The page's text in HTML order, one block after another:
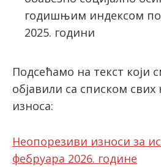
годишњим индексом
2025. години
Подсећамо на текст који
објавили са списком
износа:
Неопорезиви износи за
фебруара 2026. године